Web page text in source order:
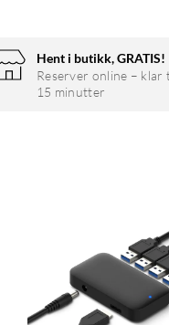
Hent i butikk, GRATIS!
Reserver online –
15 minutter